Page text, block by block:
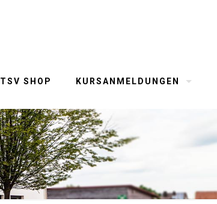
TSV SHOP KURSANMELDUNGEN